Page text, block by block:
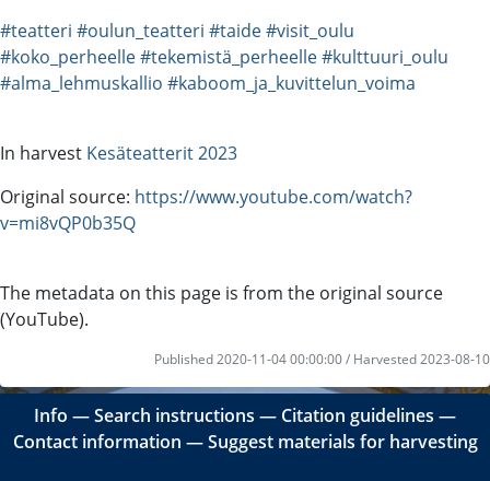
#teatteri #oulun_teatteri #taide#visit_oulu
#koko_perheelle#tekemistä_perheelle#kulttuuri_oulu
#alma_lehmuskallio #kaboom_ja_kuvittelun_voima
In harvest Kesäteatterit 2023
Original source: https://www.youtube.com/watch?
v=mi8vQP0b35Q
The metadata on this page is from the original source
(YouTube).
Published 2020-11-04 00:00:00 / Harvested 2023-08-10
Info ―Search instructions ― Citation guidelines ―
Contact information ―Suggest materials for harvesting